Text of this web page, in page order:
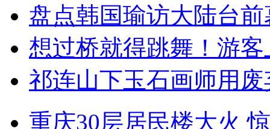
盘点韩国瑜访大陆台
想过桥就得跳舞！游客
祁连山下玉石画师用
重庆30层居民楼大火